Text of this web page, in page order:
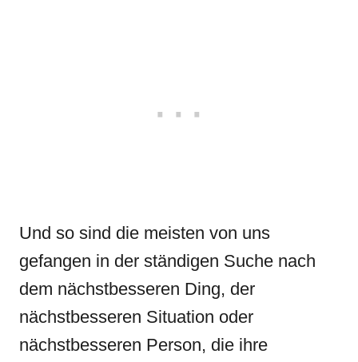
Und so sind die meisten von uns
gefangen in der ständigen Suche nach
dem nächstbesseren Ding, der
nächstbesseren Situation oder
nächstbesseren Person, die ihre